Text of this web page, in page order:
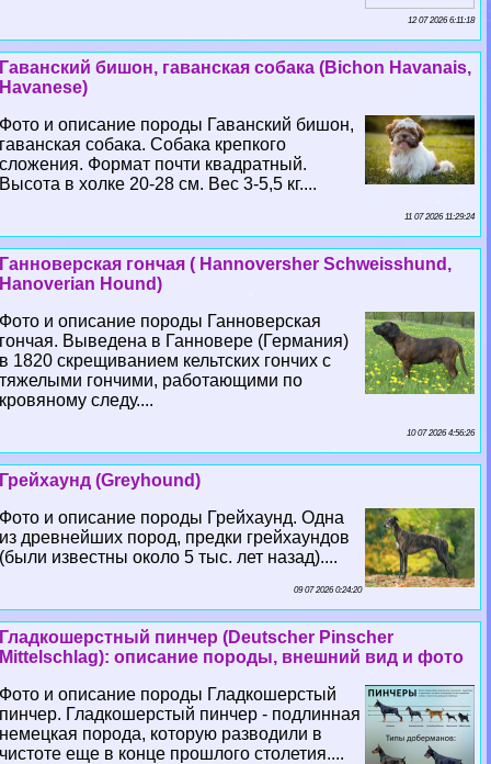
12 07 2026 6:11:18
Гаванский бишон, гаванская собака (Bichon Havanais,
Havanese)
Фото и описание породы Гаванский бишон,
гаванская собака. Собака крепкого
сложения. Формат почти квадратный.
Высота в холке 20-28 см. Вес 3-5,5 кг....
11 07 2026 11:29:24
Ганноверская гончая ( Hannoversher Schweisshund,
Hanoverian Hound)
Фото и описание породы Ганноверская
гончая. Выведена в Ганновере (Германия)
в 1820 скрещиванием кельтских гончих с
тяжелыми гончими, работающими по
кровяному следу....
10 07 2026 4:56:26
Грейхаунд (Greyhound)
Фото и описание породы Грейхаунд. Одна
из древнейших пород, предки грейхаундов
(были известны около 5 тыс. лет назад)....
09 07 2026 0:24:20
Гладкошерстный пинчер (Deutscher Pinscher
Mittelschlag): описание породы, внешний вид и фото
Фото и описание породы Гладкошерстый
пинчер. Гладкошерстый пинчер - подлинная
немецкая порода, которую разводили в
чистоте еще в конце прошлого столетия....